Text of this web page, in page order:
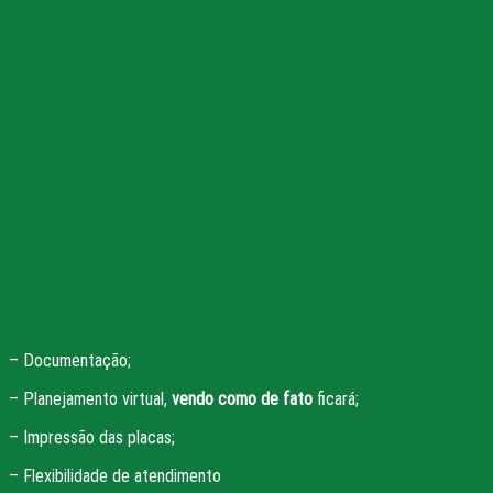
– Documentação;
– Planejamento virtual, vendo como de fato ficará;
– Impressão das placas;
– Flexibilidade de atendimento